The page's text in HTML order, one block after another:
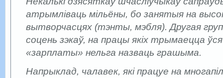
атрымліваць мільёны, бо занятыя на
вытворчасцях (тэнты, мэбля). Другая
соцень зэкаў, на працы якіх трымаецца
«зарплаты» нельга назваць грашыма.
Напрыклад, чалавек, які працуе на